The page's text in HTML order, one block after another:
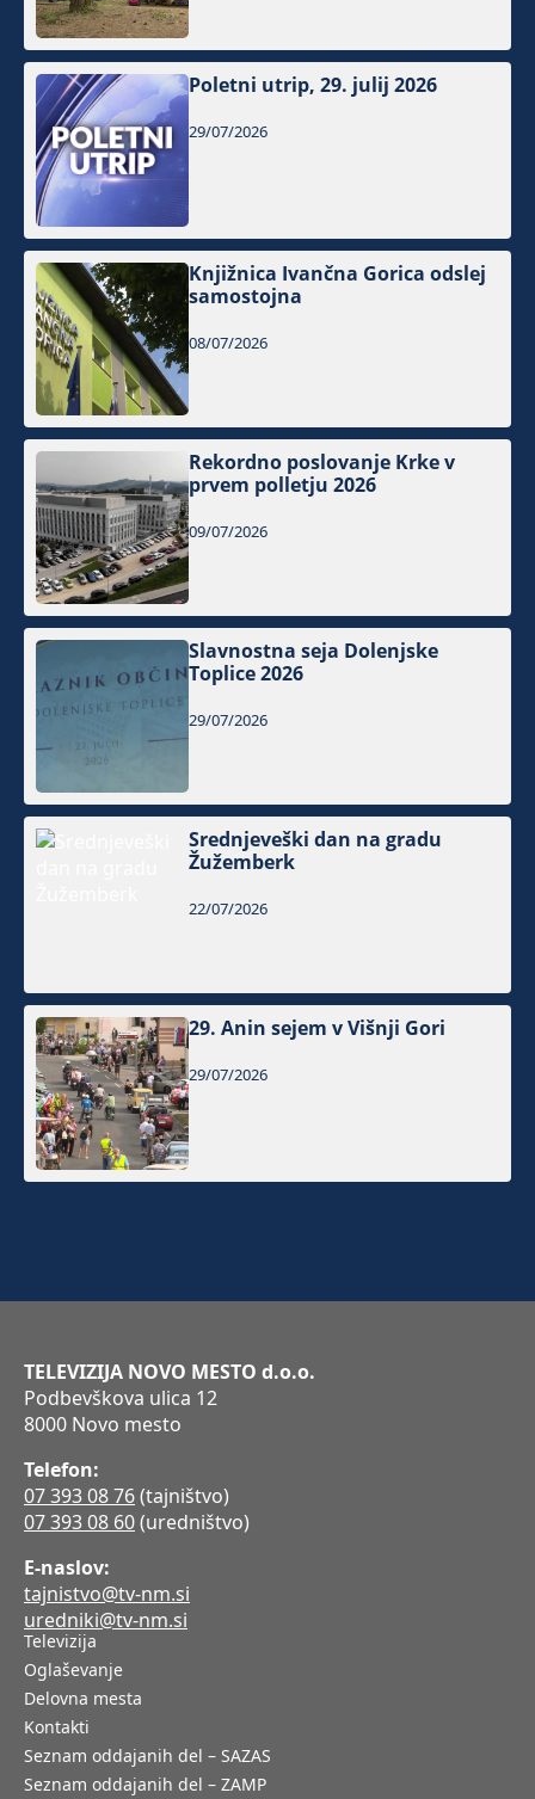
Poletni utrip, 29. julij 2026
29/07/2026
Knjižnica Ivančna Gorica odslej
samostojna
08/07/2026
Rekordno poslovanje Krke v
prvem polletju 2026
09/07/2026
Slavnostna seja Dolenjske
Toplice 2026
29/07/2026
Srednjeveški dan na gradu
Žužemberk
22/07/2026
29. Anin sejem v Višnji Gori
29/07/2026
TELEVIZIJA NOVO MESTO d.o.o.
Podbevškova ulica 12
8000 Novo mesto
Telefon:
07 393 08 76(tajništvo)
07 393 08 60(uredništvo)
E-naslov:
tajnistvo@tv-nm.si
uredniki@tv-nm.si
Televizija
Oglaševanje
Delovna mesta
Kontakti
Seznam oddajanih del – SAZAS
Seznam oddajanih del – ZAMP